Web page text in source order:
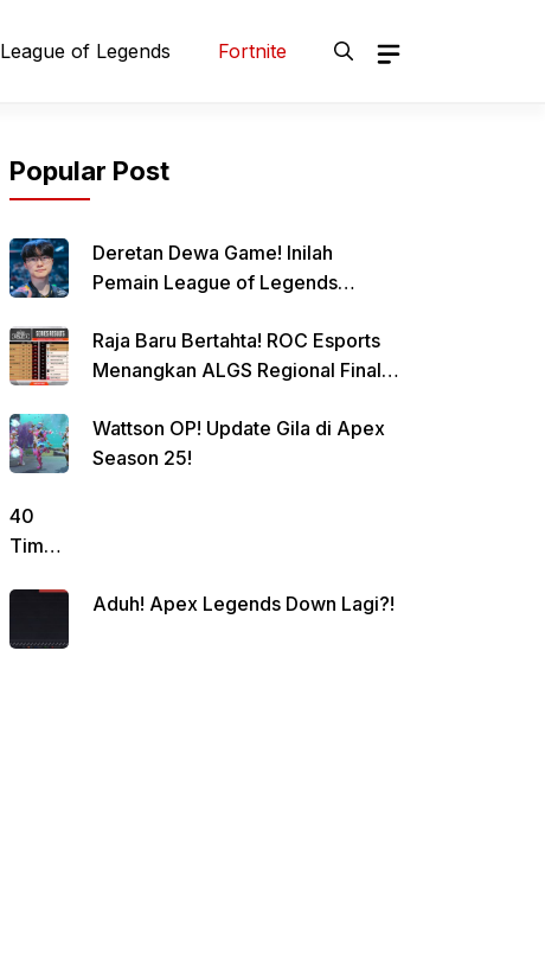
League of Legends Fortnite
Popular Post
Deretan Dewa Game! Inilah
Pemain League of Legends
Jagoanmu?
Raja Baru Bertahta! ROC Esports
Menangkan ALGS Regional Finals
Wattson OP! Update Gila di Apex
Season 25!
40
Tim
Aduh! Apex Legends Down Lagi?!